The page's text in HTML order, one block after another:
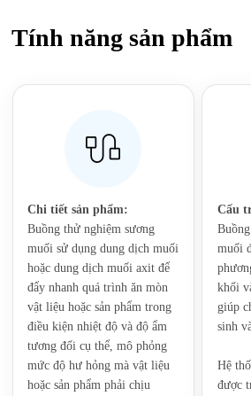
Tính năng sản phẩm
Chi tiết sản phẩm:
Buồng thử nghiệm sương
muối sử dụng dung dịch muối
hoặc dung dịch muối axit để
đẩy nhanh quá trình ăn mòn
vật liệu hoặc sản phẩm trong
điều kiện nhiệt độ và độ ẩm
tương đối cụ thể, mô phỏng
mức độ hư hỏng mà vật liệu
hoặc sản phẩm phải chịu
Cấu
muối
khối
giúp
sinh
Hệ
được